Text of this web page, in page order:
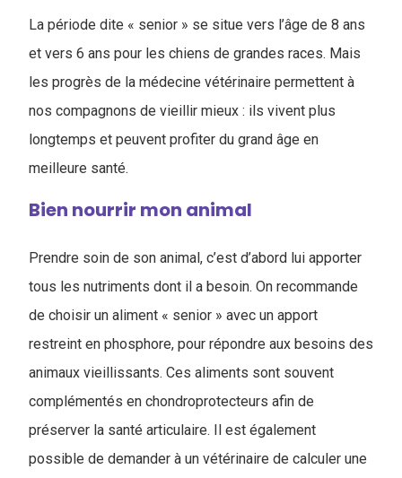
La période dite « senior » se situe vers l’âge de 8 ans
et vers 6 ans pour les chiens de grandes races. Mais
les progrès de la médecine vétérinaire permettent à
nos compagnons de vieillir mieux : ils vivent plus
longtemps et peuvent profiter du grand âge en
meilleure santé.
Bien nourrir mon animal
Prendre soin de son animal, c’est d’abord lui apporter
tous les nutriments dont il a besoin. On recommande
de choisir un aliment « senior » avec un apport
restreint en phosphore, pour répondre aux besoins des
animaux vieillissants. Ces aliments sont souvent
complémentés en chondroprotecteurs afin de
préserver la santé articulaire. Il est également
possible de demander à un vétérinaire de calculer une